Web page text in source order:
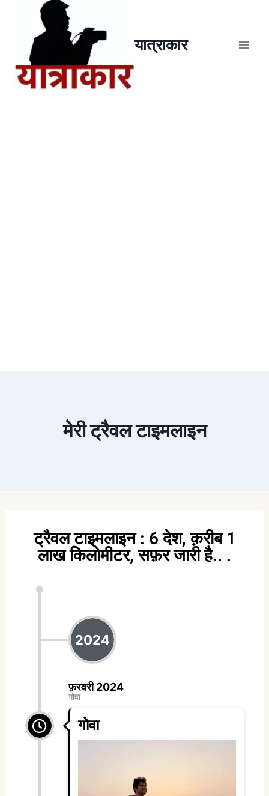
यात्राकार
मेरी ट्रैवल टाइमलाइन
ट्रैवल टाइमलाइन : 6 देश, क़रीब 1
लाख किलोमीटर, सफ़र जारी है.. .
2024
फ़रवरी 2024
गोवा
गोवा